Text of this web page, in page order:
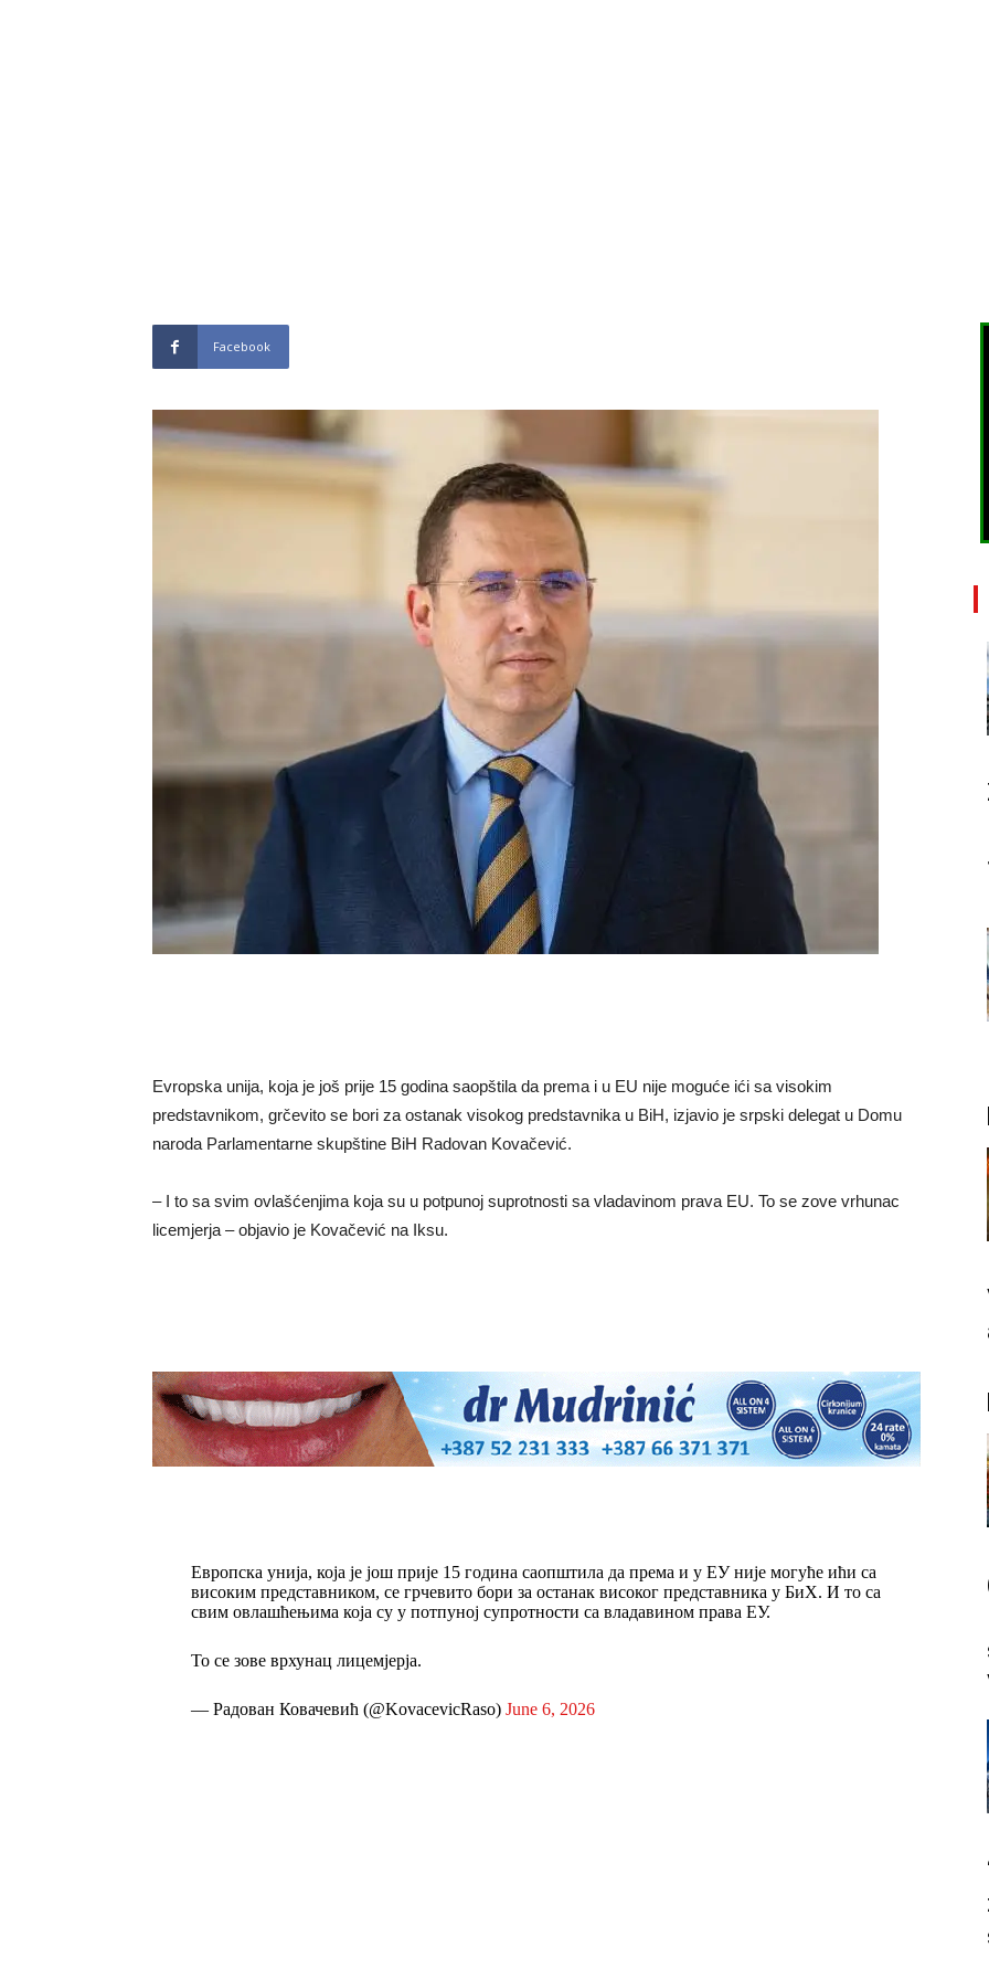
Facebook
Evropska unija, koja je još prije 15 godina saopštila da prema i u EU nije moguće ići sa visokim
predstavnikom, grčevito se bori za ostanak visokog predstavnika u BiH, izjavio je srpski delegat u Domu
naroda Parlamentarne skupštine BiH Radovan Kovačević.
– I to sa svim ovlašćenjima koja su u potpunoj suprotnosti sa vladavinom prava EU. To se zove vrhunac
licemjerja – objavio je Kovačević na Iksu.
Европска унија, која је још прије 15 година саопштила да према и у ЕУ није могуће ићи са
високим представником, се грчевито бори за останак високог представника у БиХ. И то са
свим овлашћењима која су у потпуној супротности са владавином права ЕУ.
То се зове врхунац лицемјерја.
— Радован Ковачевић (@KovacevicRaso) June 6, 2026